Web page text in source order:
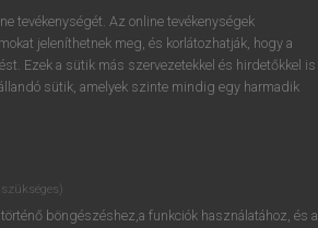
próbaverziójának elindításához
regisztrálok ésbelépek.
REGISZTRÁCIÓ
tevékenységét. Az online tevékenységek
jeleníthetnek meg, és korlátozhatják, hogy a
Ezek a sütik más szervezetekkel és hirdetőkkel is
sütik, amelyek szinte mindig egy harmadik
böngészéshez,a funkciók használatához, és a